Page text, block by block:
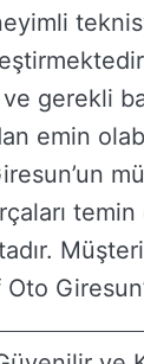
gerekli
emin